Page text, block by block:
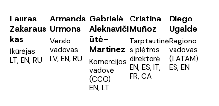
Lauras
Zakaraus
kas
Įkūrėjas
LT, EN, RU
Armands
Urmons
Verslo
vadovas
LV, EN, RU
Gabrielė
Aleknaviči
ūtė-
Martinez
Komercijos
vadovė
(CCO)
EN, LT
Cristina
Muñoz
Tarptautinė
s plėtros
direktorė
EN, ES, IT,
FR, CA
Diego
Ugalde
Regiono
vadovas
(LATAM)
ES, EN